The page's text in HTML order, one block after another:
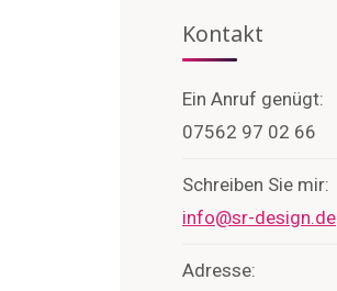
Kontakt
Ein Anruf genügt:
07562 97 02 66
Schreiben Sie mir:
info@sr-design.de
Adresse: